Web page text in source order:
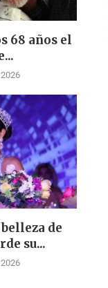
68 años el
de
su...